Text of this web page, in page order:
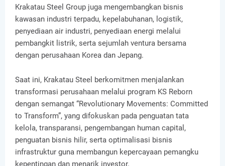
Krakatau Steel Group juga mengembangkan bisnis
kawasan industri terpadu, kepelabuhanan, logistik,
penyediaan air industri, penyediaan energi melalui
pembangkit listrik, serta sejumlah ventura bersama
dengan perusahaan Korea dan Jepang.
Saat ini, Krakatau Steel berkomitmen menjalankan
transformasi perusahaan melalui program KS Reborn
dengan semangat “Revolutionary Movements: Committed
to Transform”, yang difokuskan pada penguatan tata
kelola, transparansi, pengembangan human capital,
penguatan bisnis hilir, serta optimalisasi bisnis
infrastruktur guna membangun kepercayaan pemangku
kepentingan dan menarik investor.